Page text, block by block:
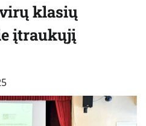
klasių
įtraukųjį